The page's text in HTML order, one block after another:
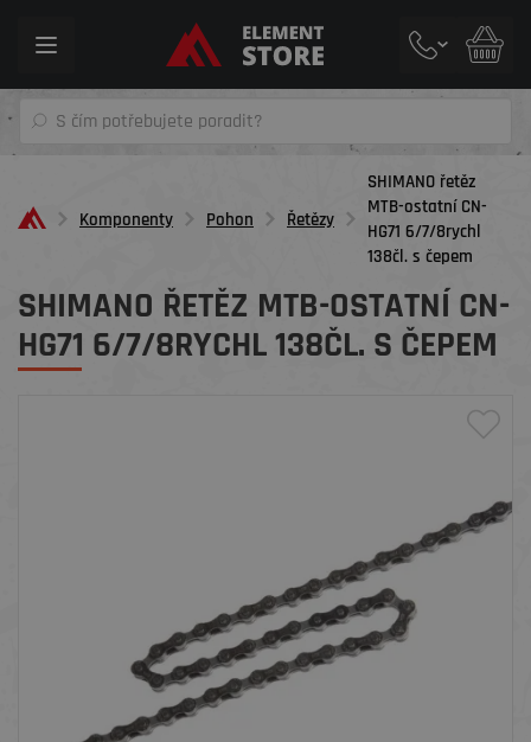
Toggle
Komponenty Pohon Řetězy
SHIMANO řetěz
MTB-ostatní CN-
HG71 6/7/8rychl
138čl. s čepem
SHIMANO ŘETĚZ MTB-OSTATNÍ CN-
HG71 6/7/8RYCHL 138ČL. S ČEPEM